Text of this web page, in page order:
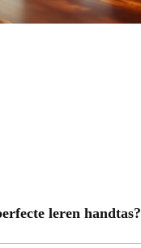
leren handtas?